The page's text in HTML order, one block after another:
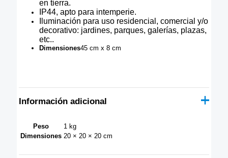
en tierra.
IP44, apto para intemperie.
Iluminación para uso residencial, comercial y/o
decorativo: jardines, parques, galerías, plazas,
etc..
Dimensiones45 cm x 8 cm
Información adicional
Peso
1 kg
Dimensiones 20 × 20 × 20 cm